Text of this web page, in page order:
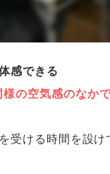
感できる
様の空気感のなか
受ける時間を設け